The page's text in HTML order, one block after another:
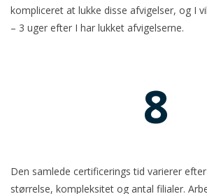
kompliceret at lukke disse afvigelser, og I
– 3 uger efter I har lukket afvigelserne.
8
Den samlede certificerings tid varierer
størrelse, kompleksitet og antal filialer.